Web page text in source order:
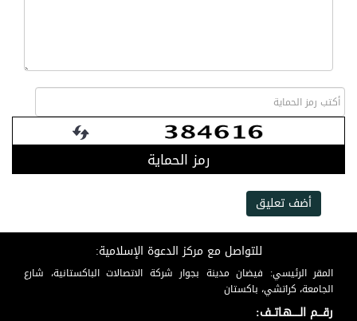
رمز الحماية
أضف تعليق
للتواصل مع مركز الدعوة الإسلامية:
المقر الرئيسي: فيضان مدينة بجوار شركة الاتصالات الباكستانية، شارع
الجامعة، كراتشي، باكستان
رقـــم الـــــهـاتــف: